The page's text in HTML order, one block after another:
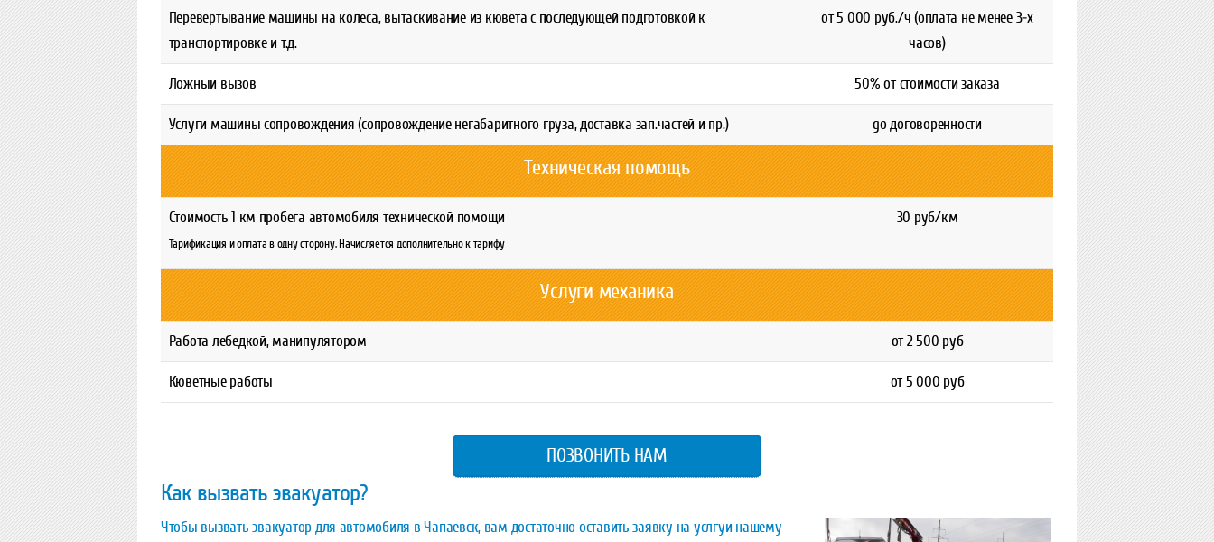
Перевертывание машины на колеса, вытаскивание из кювета с последующей подготовкой к
транспортировке и т.д.
от 5 000 руб./ч (оплата не менее 3-х
часов)
Ложный вызов 50% от стоимости заказа
Услуги машины сопровождения (сопровождение негабаритного груза, доставка зап.частей и пр.) gо договоренности
Техническая помощь
Стоимость 1 км пробега автомобиля технической помощи
Тарификация и оплата в одну сторону. Начисляется дополнительно к тарифу
30 руб/км
Услуги механика
Работа лебедкой, манипулятором от 2 500 руб
Кюветные работы от 5 000 руб
ПОЗВОНИТЬ НАМ
Как вызвать эвакуатор?
Чтобы вызвать эвакуатор для автомобиля в Чапаевск, вам достаточно оставить заявку на услгуи нашему